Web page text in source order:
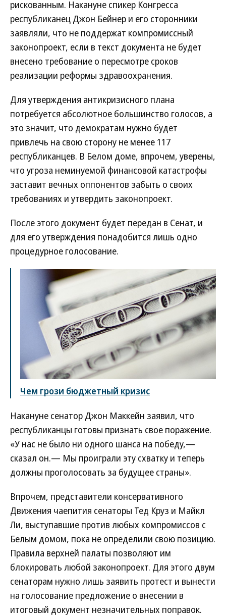
рискованным. Накануне спикер Конгресса
республиканец Джон Бейнер и его сторонники
заявляли, что не поддержат компромиссный
законопроект, если в текст документа не будет
внесено требование о пересмотре сроков
реализации реформы здравоохранения.
Для утверждения антикризисного плана
потребуется абсолютное большинство голосов, а
это значит, что демократам нужно будет
привлечь на свою сторону не менее 117
республиканцев. В Белом доме, впрочем, уверены,
что угроза неминуемой финансовой катастрофы
заставит вечных оппонентов забыть о своих
требованиях и утвердить законопроект.
После этого документ будет передан в Сенат, и
для его утверждения понадобится лишь одно
процедурное голосование.
Чем грози бюджетный кризис
Накануне сенатор Джон Маккейн заявил, что
республиканцы готовы признать свое поражение.
«У нас не было ни одного шанса на победу,—
сказал он.— Мы проиграли эту схватку и теперь
должны проголосовать за будущее страны».
Впрочем, представители консервативного
Движения чаепития сенаторы Тед Круз и Майкл
Ли, выступавшие против любых компромиссов с
Белым домом, пока не определили свою позицию.
Правила верхней палаты позволяют им
блокировать любой законопроект. Для этого двум
сенаторам нужно лишь заявить протест и вынести
на голосование предложение о внесении в
итоговый документ незначительных поправок.